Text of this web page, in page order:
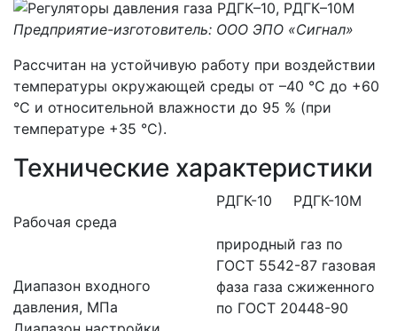
Предприятие-изготовитель: ООО ЭПО «Сигнал»
Рассчитан на устойчивую работу при воздействии
температуры окружающей среды от –40 °С до +60
°С и относительной влажности до 95 % (при
температуре +35 °С).
Технические характеристики
РДГК-10
РДГК-10М
Рабочая среда
Диапазон входного
давления, МПа
природный газ по
ГОСТ 5542-87 газовая
фаза газа сжиженного
по ГОСТ 20448-90